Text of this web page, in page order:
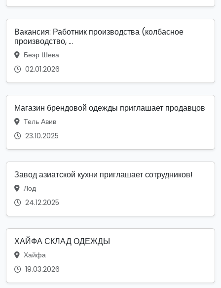
Вакансия: Работник производства (колбасное
производство, ...
Беэр Шева
02.01.2026
Магазин брендовой одежды приглашает продавцов
Тель Авив
23.10.2025
Завод азиатской кухни приглашает сотрудников!
Лод
24.12.2025
ХАЙФА СКЛАД ОДЕЖДЫ
Хайфа
19.03.2026